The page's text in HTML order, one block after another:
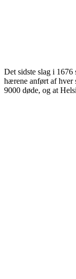
Det sidste slag i 1676
hærene anført af hver
9000 døde, og at